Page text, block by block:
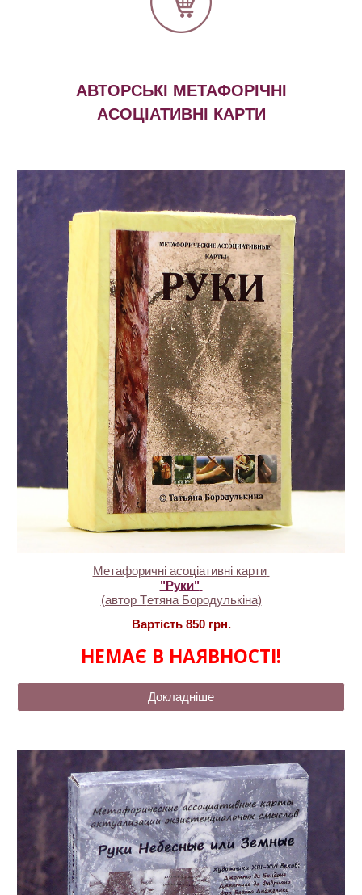
АВТОРСЬКІ МЕТАФОРІЧНІ
АСОЦІАТИВНІ КАРТИ
Метафоричні асоціативні карти
"Руки"
(автор Тетяна Бородулькіна)
Вартість850 грн.
НЕМАЄ В НАЯВНОСТІ!
Докладніше